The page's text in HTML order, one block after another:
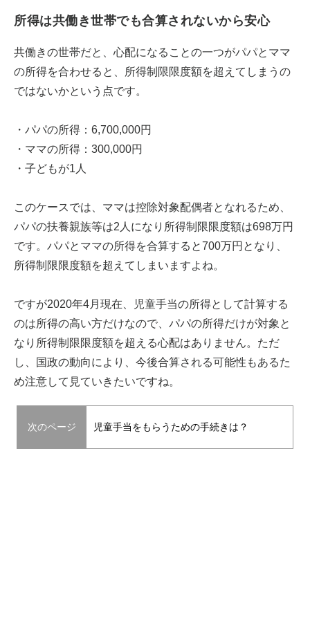
所得は共働き世帯でも合算されないから安心
共働きの世帯だと、心配になることの一つがパパとママ
の所得を合わせると、所得制限限度額を超えてしまうの
ではないかという点です。
・パパの所得：6,700,000円
・ママの所得：300,000円
・子どもが1人
このケースでは、ママは控除対象配偶者となれるため、
パパの扶養親族等は2人になり所得制限限度額は698万円
です。パパとママの所得を合算すると700万円となり、
所得制限限度額を超えてしまいますよね。
ですが2020年4月現在、児童手当の所得として計算する
のは所得の高い方だけなので、パパの所得だけが対象と
なり所得制限限度額を超える心配はありません。ただ
し、国政の動向により、今後合算される可能性もあるた
め注意して見ていきたいですね。
次のページ 児童手当をもらうための手続きは？